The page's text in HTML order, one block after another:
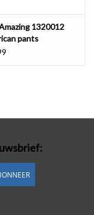
1320012
pants